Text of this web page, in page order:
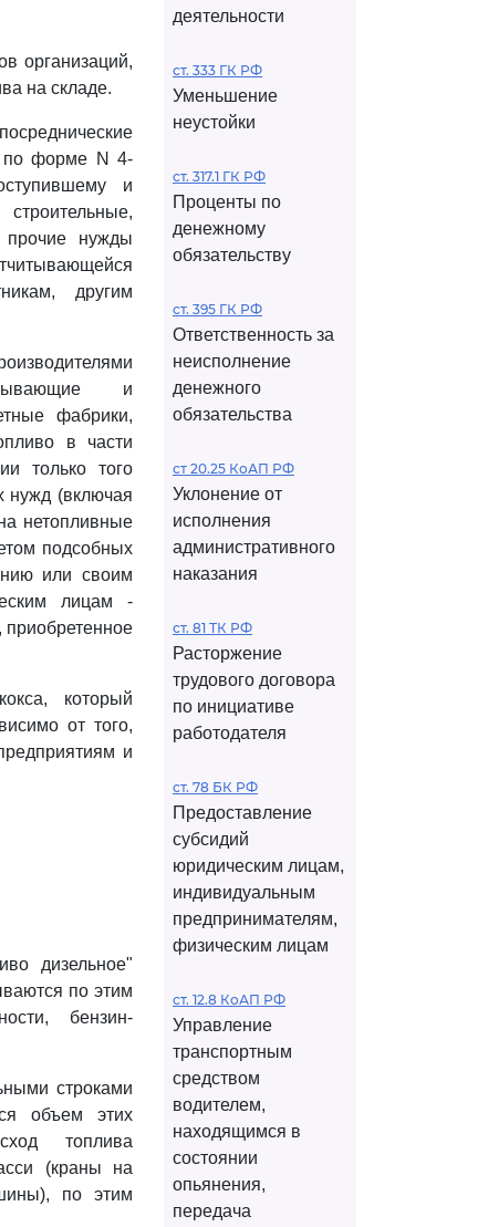
организаций,
на складе.
по форме N 4-
и
прочие нужды
другим
и
фабрики,
в части
только того
нужд (включая
нетопливные
подсобных
или своим
лицам -
который
от того,
и
дизельное"
по этим
бензин-
строками
объем этих
топлива
(краны на
по этим
деятельности
ст. 333 ГК РФ
Уменьшение
неустойки
ст. 317.1 ГК РФ
Проценты по
денежному
обязательству
ст. 395 ГК РФ
Ответственность за
неисполнение
денежного
обязательства
ст 20.25 КоАП РФ
Уклонение от
исполнения
административного
наказания
ст. 81 ТК РФ
Расторжение
трудового договора
по инициативе
работодателя
ст. 78 БК РФ
Предоставление
субсидий
юридическим лицам,
индивидуальным
предпринимателям,
физическим лицам
ст. 12.8 КоАП РФ
Управление
транспортным
средством
водителем,
находящимся в
состоянии
опьянения,
передача